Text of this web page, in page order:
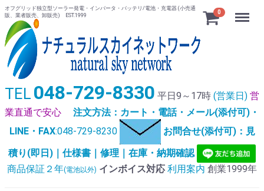
オフグリッド独立型ソーラー発電・インバータ・バッテリ/電池・充電器 (小売通
販、業者販売、卸販売) EST.1999
0 Menu
TEL 048-729-8330 平日9～17時 (営業日) 営
業直通で安心
注文方法：カート・電話・メール(添付可)・
LINE・FAX:048-729-8230
お問合せ(添付可)：見
積り(即日)｜仕様書｜修理｜在庫・納期確認
商品保証２年(電池以外) インボイス対応 利用案内 創業1999年